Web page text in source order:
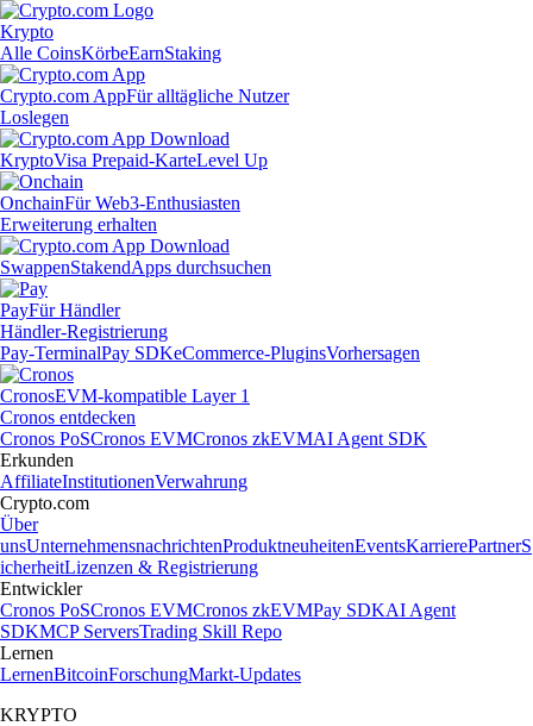
Krypto
Alle CoinsKörbeEarnStaking
Crypto.com AppFür alltägliche Nutzer
Loslegen
KryptoVisa Prepaid-KarteLevel Up
OnchainFür Web3-Enthusiasten
Erweiterung erhalten
SwappenStakendApps durchsuchen
PayFür Händler
Händler-Registrierung
Pay-TerminalPay SDKeCommerce-PluginsVorhersagen
CronosEVM-kompatible Layer 1
Cronos entdecken
Cronos PoSCronos EVMCronos zkEVMAI Agent SDK
Erkunden
AffiliateInstitutionenVerwahrung
Crypto.com
Über
unsUnternehmensnachrichtenProduktneuheitenEventsKarrierePartnerS
icherheitLizenzen & Registrierung
Entwickler
Cronos PoSCronos EVMCronos zkEVMPay SDKAI Agent
SDKMCP ServersTrading Skill Repo
Lernen
LernenBitcoinForschungMarkt-Updates
KRYPTO